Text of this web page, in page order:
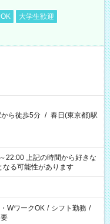
大学生歓迎
ら徒歩5分 / 春日(東京都)駅
から好きな
る可能性があります
WワークOK / シフト勤務 /